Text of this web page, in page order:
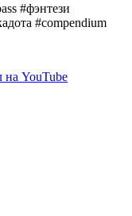
#фэнтези
#compendium
на YouTube